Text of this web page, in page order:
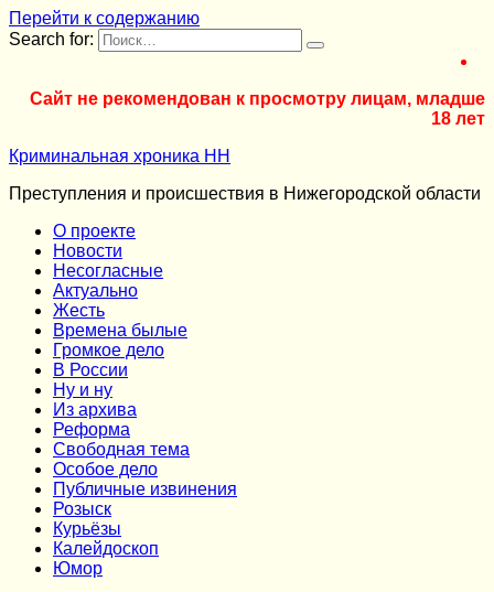
Перейти к содержанию
Search for:
Сайт не рекомендован к просмотру лицам, младше
18 лет
Криминальная хроника НН
Преступления и происшествия в Нижегородской области
О проекте
Новости
Несогласные
Актуально
Жесть
Времена былые
Громкое дело
В России
Ну и ну
Из архива
Реформа
Cвободная тема
Особое дело
Публичные извинения
Розыск
Курьёзы
Калейдоскоп
Юмор